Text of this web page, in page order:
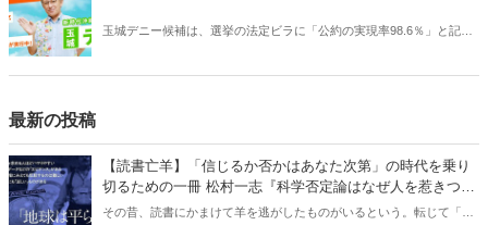
玉城デニー候補は、選挙の法定ビラに「公約の実現率98.6％」と記載
最新の投稿
【読書亡羊】「信じるか否かはあなた次第」の時代を乗り
切るための一冊 松村一志『科学否定論はなぜ人を惹きつけ
るのか』（ちくま新書）｜梶原麻衣子
その昔、読書にかまけて羊を逃がしたものがいるという。転じて「読